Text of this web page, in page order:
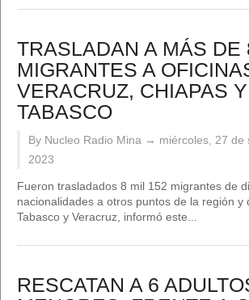
TRASLADAN A MÁS DE
MIGRANTES A
VERACRUZ, CHIAPAS Y
TABASCO
By Nucleo Radio Mina → miércoles, 27 de
2023
Fueron trasladados 8 mil 152 migrantes de
nacionalidades a otros puntos de la región y
Tabasco y Veracruz, informó este...
RESCATAN A 6